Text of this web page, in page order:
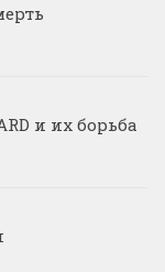
и их борьба